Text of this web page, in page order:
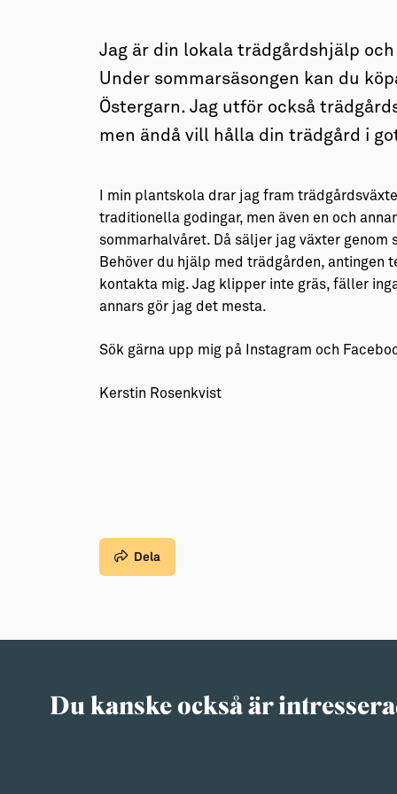
Jag är din lokala trädgårdshjälp
Under sommarsäsongen kan du
Östergarn. Jag utför också
men ändå vill hålla din trädgård i
I min plantskola drar jag fram
traditionella godingar, men även en och
sommarhalvåret. Då säljer jag växter genom
Behöver du hjälp med trädgården,
kontakta mig. Jag klipper inte gräs, fäller
annars gör jag det mesta.
Sök gärna upp mig på Instagram och
Kerstin Rosenkvist
Dela
Du kanske också är